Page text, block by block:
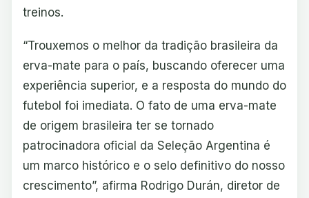
treinos.
“Trouxemos o melhor da tradição brasileira da
erva-mate para o país, buscando oferecer uma
experiência superior, e a resposta do mundo do
futebol foi imediata. O fato de uma erva-mate
de origem brasileira ter se tornado
patrocinadora oficial da Seleção Argentina é
um marco histórico e o selo definitivo do nosso
crescimento”, afirma Rodrigo Durán, diretor de